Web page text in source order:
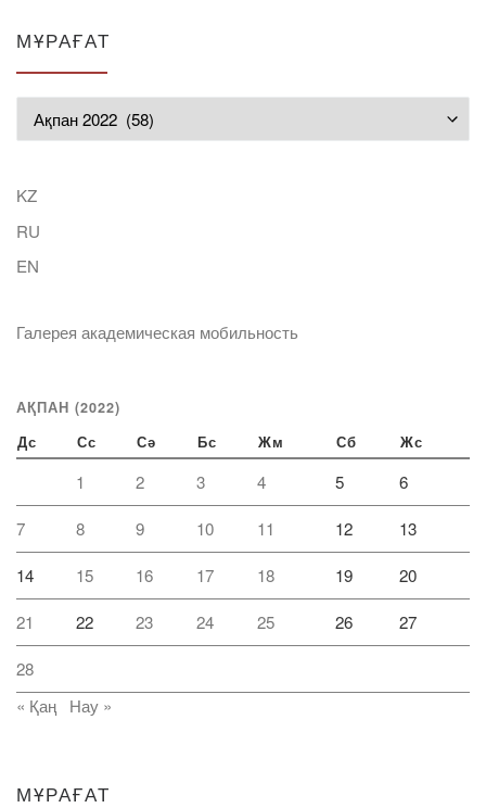
МҰРАҒАТ
KZ
RU
EN
Галерея академическая мобильность
АҚПАН (2022)
Дс Сс Сә Бс Жм Сб Жс
1 2 3 4 5 6
7 8 9 10 11 12 13
14 15 16 17 18 19 20
21 22 23 24 25 26 27
28
« Қаң
Нау »
МҰРАҒАТ